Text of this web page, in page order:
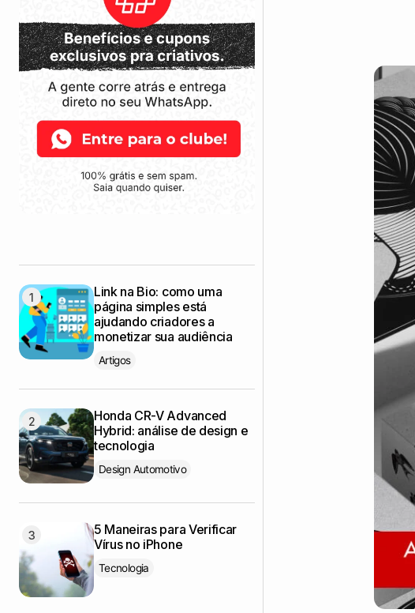
Link na Bio: como uma
página simples está
ajudando criadores a
monetizar sua audiência
Artigos
Honda CR-V Advanced
Hybrid: análise de design e
tecnologia
Design Automotivo
5 Maneiras para Verificar
Vírus no iPhone
Tecnologia